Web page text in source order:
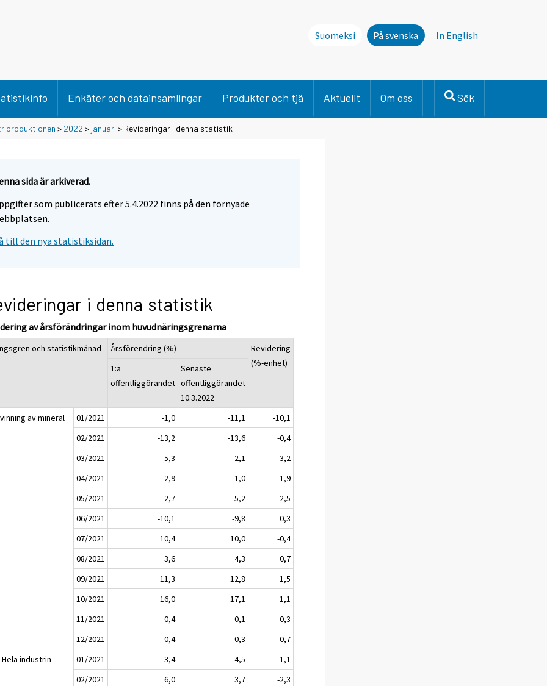
Suomeksi På svenska In English
Enkäter och datainsamlingar Produkter och tjä Aktuellt Om oss Sök
> 2022 > januari > Revideringar i denna statistik
sida är arkiverad.
som publicerats efter 5.4.2022 finns på den förnyade
till den nya statistiksidan.
i denna statistik
av årsförändringar inom huvudnäringsgrenarna
och statistikmånad Årsförendring (%)
Revidering
(%-enhet)
1:a
offentliggörandet
Senaste
offentliggörandet
10.3.2022
av mineral
01/2021 -1,0 -11,1
-10,1
02/2021
-13,2 -13,6
-0,4
03/2021
5,3 2,1
-3,2
04/2021
2,9 1,0
-1,9
05/2021
-2,7 -5,2
-2,5
06/2021
-10,1 -9,8
0,3
07/2021
10,4 10,0
-0,4
08/2021
3,6 4,3
0,7
09/2021
11,3 12,8
1,5
10/2021
16,0 17,1
1,1
11/2021
0,4 0,1
-0,3
12/2021
-0,4 0,3
0,7
Hela industrin
01/2021 -3,4 -4,5
-1,1
02/2021
6,0 3,7
-2,3